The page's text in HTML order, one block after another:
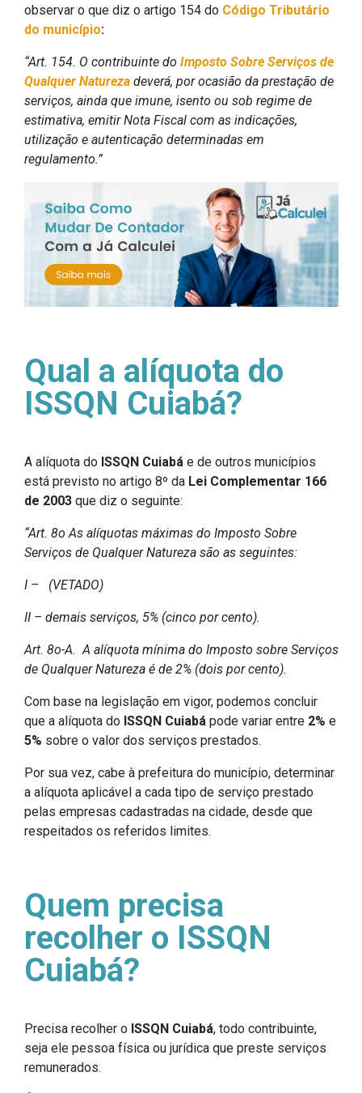
observar o que diz o artigo 154 do Código Tributário
do município:
“Art. 154. O contribuinte do Imposto Sobre Serviços de
Qualquer Natureza deverá, por ocasião da prestação de
serviços, ainda que imune, isento ou sob regime de
estimativa, emitir Nota Fiscal com as indicações,
utilização e autenticação determinadas em
regulamento.”
Qual a alíquota do
ISSQN Cuiabá?
A alíquota do ISSQN Cuiabá e de outros municípios
está previsto no artigo 8º da Lei Complementar 166
de 2003 que diz o seguinte:
“Art. 8o As alíquotas máximas do Imposto Sobre
Serviços de Qualquer Natureza são as seguintes:
I – (VETADO)
II – demais serviços, 5% (cinco por cento).
Art. 8o-A. A alíquota mínima do Imposto sobre Serviços
de Qualquer Natureza é de 2% (dois por cento).
Com base na legislação em vigor, podemos concluir
que a alíquota do ISSQN Cuiabá pode variar entre 2% e
5% sobre o valor dos serviços prestados.
Por sua vez, cabe à prefeitura do município, determinar
a alíquota aplicável a cada tipo de serviço prestado
pelas empresas cadastradas na cidade, desde que
respeitados os referidos limites.
Quem precisa
recolher o ISSQN
Cuiabá?
Precisa recolher o ISSQN Cuiabá, todo contribuinte,
seja ele pessoa física ou jurídica que preste serviços
remunerados.